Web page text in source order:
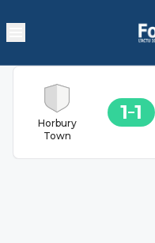
Horbury
Town
1 1